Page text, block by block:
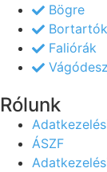
Bögre
Bortartók
Faliórák
Rólunk
ÁSZF